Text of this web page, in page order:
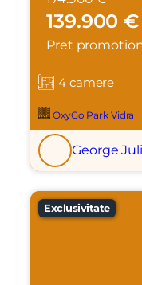
139.900 €
Pret
4 camere
OxyGo Park Vidra
George
Exclusivitate